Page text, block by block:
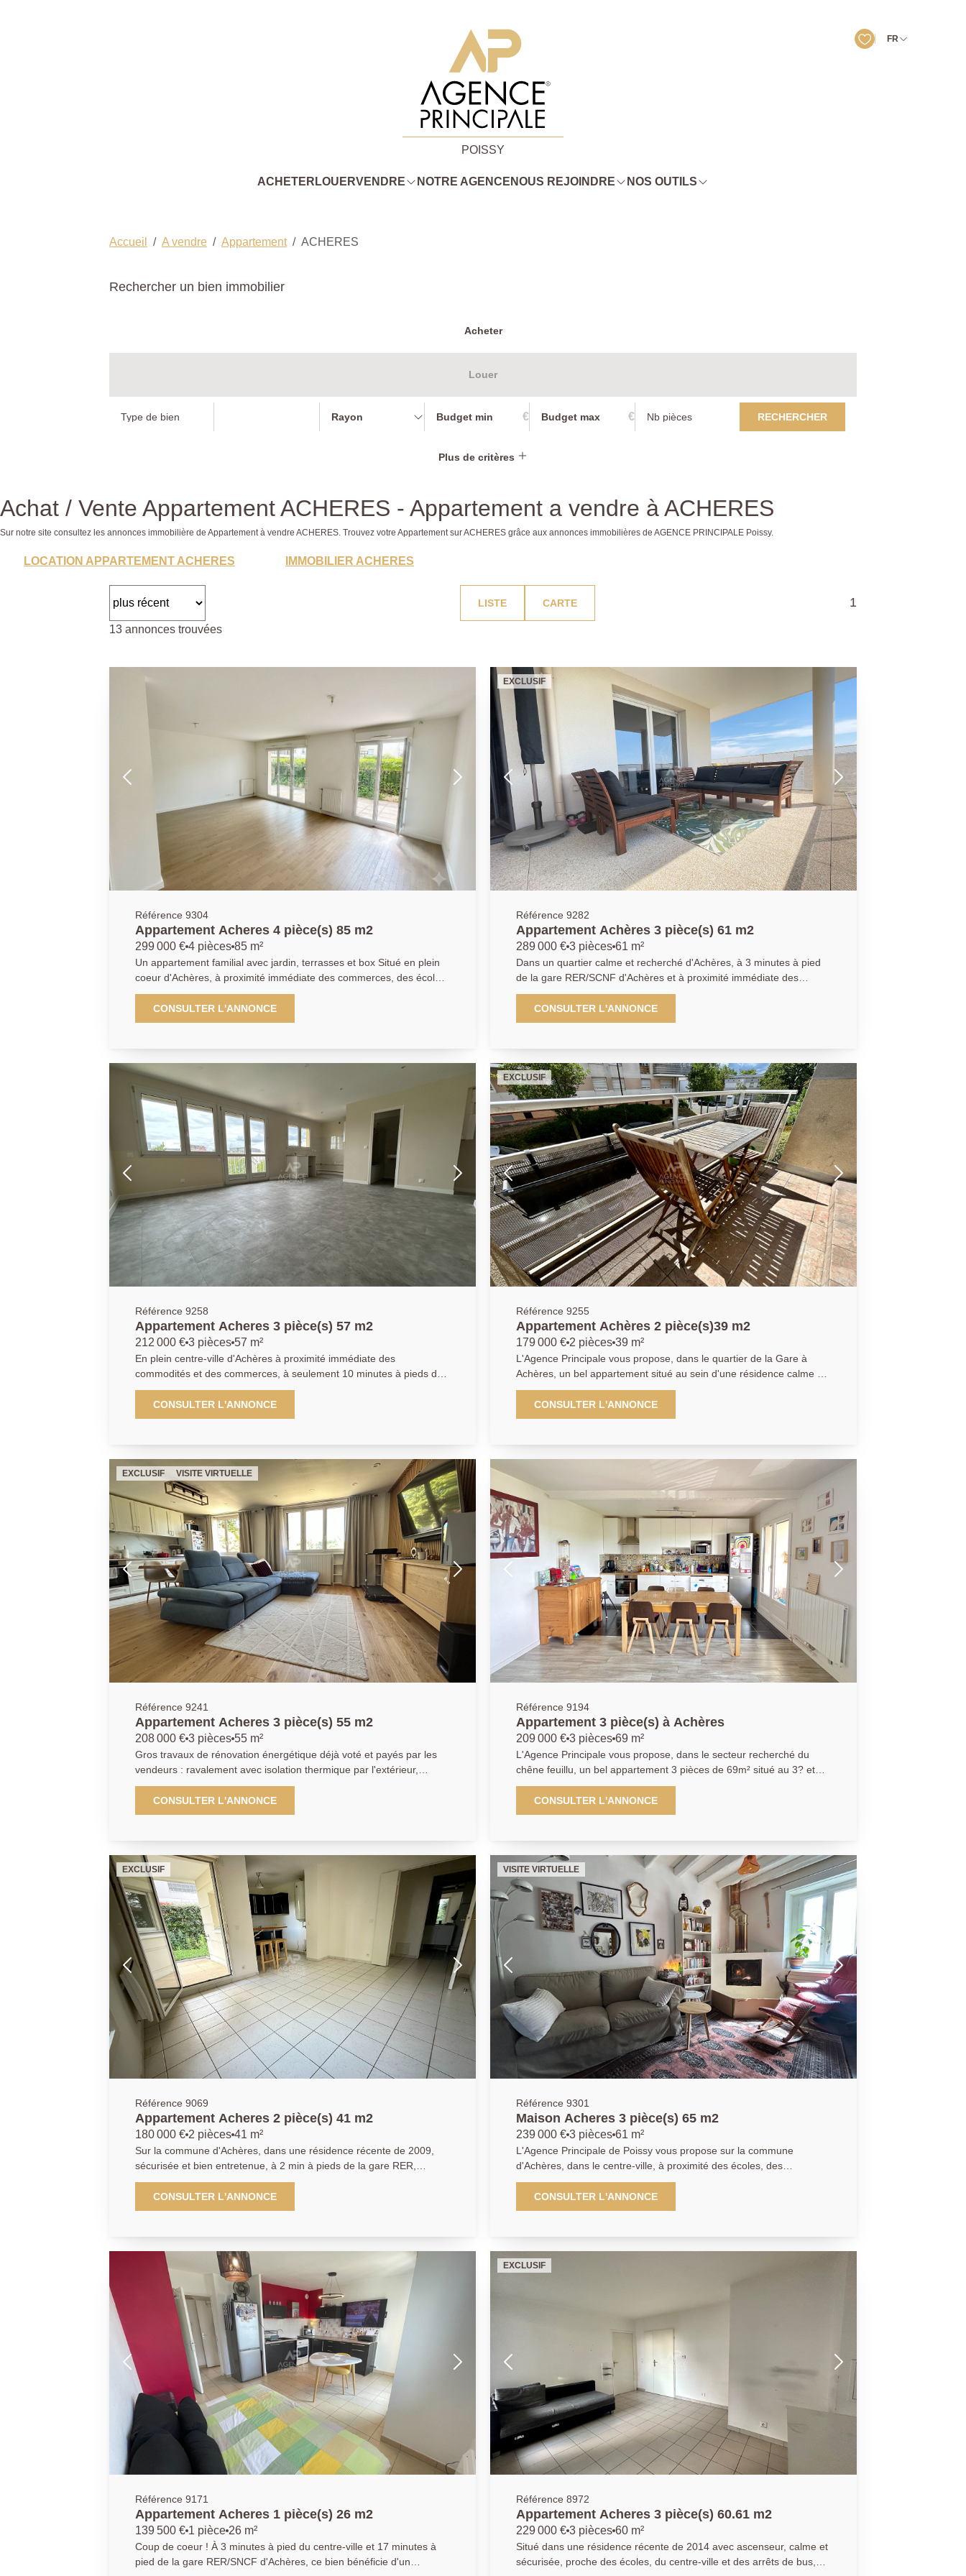
FR
POISSY
ACHETER LOUERVENDRE NOTRE AGENCE NOUS REJOINDRE NOS OUTILS
Accueil A vendre Appartement ACHERES
Rechercher un bien immobilier
Acheter
Louer
Rayon € € RECHERCHER
Plus de critères
Achat / Vente Appartement ACHERES - Appartement a vendre à ACHERES
Sur notre site consultez les annonces immobilière de Appartement à vendre ACHERES. Trouvez votre Appartement sur ACHERES grâce aux annonces immobilières de AGENCE PRINCIPALE Poissy.
LOCATION APPARTEMENT ACHERES IMMOBILIER ACHERES
LISTE CARTE 1
13 annonces trouvées
Référence 9304
Appartement Acheres 4 pièce(s) 85 m2
299 000 € 4 pièces 85 m²
Un appartement familial avec jardin, terrasses et box Situé en plein
coeur d'Achères, à proximité immédiate des commerces, des écoles
et des services, l'appartement se trouve à seulement 15 minutes à
pied de la gare RER A et SNCF ligne L, offrant un accès rapide à
Paris et La Défense. À la recherche d'un appartement spacieux,
sécurisée et construite en 2011. Dès l'entrée, vous serez séduits par
ses beaux volumes et sa luminosité. Il offre une vaste pièce de vie
de 33 m², une cuisine indépendante aménagée, deux chambres
avec placards (avec possibilité de créer une troisième chambre), une
salle d'eau, une salle de bains ainsi que des WC séparés. Profitez
pleinement des beaux jours grâce à ses deux agréables terrasses,
véritables espaces de vie extérieurs. Les + du bien : Résidence
récente et sécurisée 85 m² de confort ?Double espace extérieur
Possibilité d'une 3ème chambre Box fermé en sous-sol Nombreux
rangements Une opportunité rare à découvrir sans tarder ! Pour plus
d'informations ou organiser une visite, contactez Agence Principale
au 01 30 06 69 69.( Julie GOUMAIN RSAC 909399941)
CONSULTER L'ANNONCE
EXCLUSIF
Référence 9282
Appartement Achères 3 pièce(s) 61 m2
289 000 € 3 pièces 61 m²
Dans un quartier calme et recherché d'Achères, à 3 minutes à pied
de la gare RER/SCNF d'Achères et à proximité immédiate des
commerces, l'Agence Principale vous propose ce bel Appartement
de type T3 de 61m² situé en étage d'une résidence récente et
sécurisée. Il se compose d'une entrée, une cuisine ouverte sur un
en sous-sol complète ce bien. À découvrir sans tarder ! AGENCE
PRINCIPALE: 01.30.06.69.69 (collaborateur salarié C.H).
CONSULTER L'ANNONCE
Référence 9258
Appartement Acheres 3 pièce(s) 57 m2
212 000 € 3 pièces 57 m²
En plein centre-ville d'Achères à proximité immédiate des
commodités et des commerces, à seulement 10 minutes à pieds de
la gare RER/SNCF d'Achères, L'Agence Principale vous présente un
appartement 3 pièces comprenant, un séjour baigné de lumière avec
une accès au balcon, une cuisine à aménager, une salle de bain
ce bien. AGENCE PRINCIPALE 01.30.06.69.69 ( Collaborateur
salarié Y.B )
CONSULTER L'ANNONCE
EXCLUSIF
Référence 9255
Appartement Achères 2 pièce(s)39 m2
179 000 € 2 pièces 39 m²
L'Agence Principale vous propose, dans le quartier de la Gare à
Achères, un bel appartement situé au sein d'une résidence calme et
sécurisée, à proximité des commerces et à seulement 4 minutes à
pied de la gare d'Achères Ville (RER A / Ligne L). Situé au 1er étage
avec ascenseur, cet appartement se compose d'une entrée, d'un
d'une salle de bains ainsi que de WC séparés. Une place de parking
en sous-sol complète ce bien. AGENCE PRINCIPALE :
01.30.06.69.69 (collaborateur salarié F.B.)
CONSULTER L'ANNONCE
EXCLUSIF VISITE VIRTUELLE
Référence 9241
Appartement Acheres 3 pièce(s) 55 m2
208 000 € 3 pièces 55 m²
Gros travaux de rénovation énergétique déjà voté et payés par les
vendeurs : ravalement avec isolation thermique par l'extérieur,
changement de la chaudière, VMC et remplacement des volets.
Proche de la forêt de Saint-germain en Laye et Maisons-Laffitte,
dans une résidence familiale verdoyante avec gardien, au calme
appartement totalement rénové comprenant : une entrée avec
rangements, séjour lumineux avec cuisine ouverte aménagée
équipée, deux chambres avec dressings dont une suite avec sa salle
de douche attenante, une salle de douche avec espace buanderie et
toilettes. Une cave complète ce bien. Possibilité d'acquérir en sus un
box avec place de parking en enfilade. Avec les travaux à venir le
DPE de la résidence devrait évoluer en C ! AGENCE PRINCIPALE:
01.30.06.69.69 (collaborateur salarié J.A)
CONSULTER L'ANNONCE
Référence 9194
Appartement 3 pièce(s) à Achères
209 000 € 3 pièces 69 m²
L'Agence Principale vous propose, dans le secteur recherché du
chêne feuillu, un bel appartement 3 pièces de 69m² situé au 3? et
dernier étage d'une une résidence familiale et sécurisée. Il se
compose d'une entrée avec rangements, d'un séjour convivial
ouvrant sur la cuisine aménagée équipée donnant accès à un grand
seconde chambre avec accès au balcon, d'un dressing, d'une salle
de bains moderne et de toilette séparés. Un box privatif , une cave
ainsi que des places de stationnement libres dans la résidence
complètent ce bien. Cet appartement vous offre un cadre de vie
paisible et verdoyant, à proximité des commerces et des écoles. A
visiter sans attendre !!! AGENCE PRINCIPALE: 01.30.06.69.69
(collaborateur salarié C.H).
CONSULTER L'ANNONCE
EXCLUSIF
Référence 9069
Appartement Acheres 2 pièce(s) 41 m2
180 000 € 2 pièces 41 m²
Sur la commune d'Achères, dans une résidence récente de 2009,
sécurisée et bien entretenue, à 2 min à pieds de la gare RER,
L'AGENCE PRINCIPALE vous propose cet appartement de type T2
de 41m². Il se compose de la façon suivante avec : une entrée, une
cuisine équipée, un séjour donnant accès à la terrasse et au jardin
attendre ! AGENCE PRINCIPALE: 01.30.06.69.69 (Agent commercial
J.L enregistré au RSAC sous le n° 949 769 426)
CONSULTER L'ANNONCE
VISITE VIRTUELLE
Référence 9301
Maison Acheres 3 pièce(s) 65 m2
239 000 € 3 pièces 61 m²
L'Agence Principale de Poissy vous propose sur la commune
d'Achères, dans le centre-ville, à proximité des écoles, des
commodités et à 15 minutes à pied de la gare, une belle maison
atypique, au calme sur trois niveaux, offrant au rez-de-chaussée une
cuisine ouverte sur un séjour lumineux. Au premier étage, une pièce
aménagé en petite chambre. Cette maison possède également un
sous-sol faisant office de chambre avec dressing. AGENCE
CONSULTER L'ANNONCE
Référence 9171
Appartement Acheres 1 pièce(s) 26 m2
139 500 € 1 pièce 26 m²
Coup de coeur ! À 3 minutes à pied du centre-ville et 17 minutes à
pied de la gare RER/SNCF d'Achères, ce bien bénéficie d'un
EXCLUSIF
Référence 8972
Appartement Acheres 3 pièce(s) 60.61 m2
229 000 € 3 pièces 60 m²
Situé dans une résidence récente de 2014 avec ascenseur, calme et
sécurisée, proche des écoles, du centre-ville et des arrêts de bus,